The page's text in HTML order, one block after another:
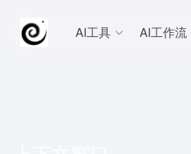
AI工具 AI工作流